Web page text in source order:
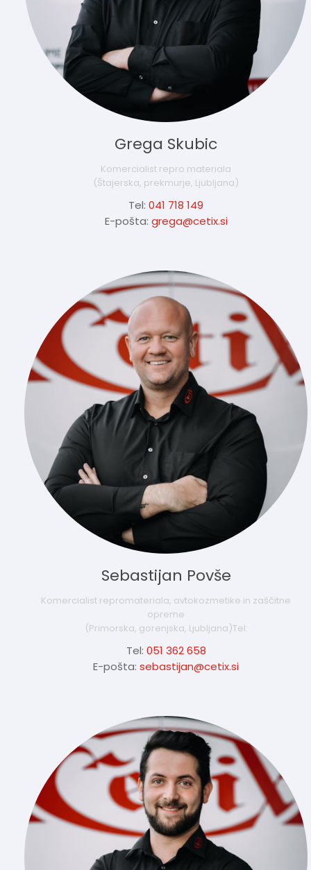
Grega Skubic
Komercialist repro materiala
(Štajerska, prekmurje, Ljubljana)
Tel: 041 718 149
E-pošta: grega@cetix.si
Sebastijan Povše
Komercialist repromateriala, avtokozmetike in zaščitne
opreme
(Primorska, gorenjska, Ljubljana)Tel:
Tel: 051 362 658
E-pošta: sebastijan@cetix.si